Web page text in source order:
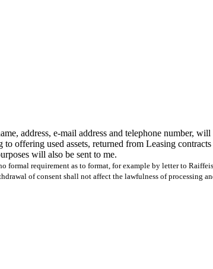
address, e-mail address and telephone number,
offering used assets, returned from Leasing
will also be sent to me.
requirement as to format, for example by letter to
of consent shall not affect the lawfulness of processing